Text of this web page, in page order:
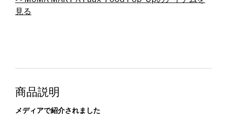
見る
商品説明
メディアで紹介されました